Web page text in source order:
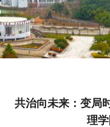
学校概况
机构设置
人才培养
招生就业
共治向未来：变局
理